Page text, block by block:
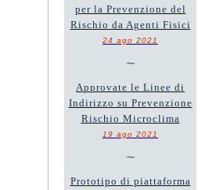
per la Prevenzione del
Rischio da Agenti Fisici
24 ago 2021
~
Approvate le Linee di
Indirizzo su Prevenzione
Rischio Microclima
19 ago 2021
~
Prototipo di piattaforma